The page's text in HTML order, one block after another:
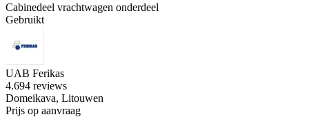
Cabinedeel vrachtwagen onderdeel
Gebruikt
UAB Ferikas
4.694 reviews
Domeikava, Litouwen
Prijs op aanvraag